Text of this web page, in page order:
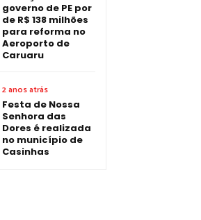
governo de PE por
de R$ 138 milhões
para reforma no
Aeroporto de
Caruaru
2 anos atrás
Festa de Nossa
Senhora das
Dores é realizada
no município de
Casinhas